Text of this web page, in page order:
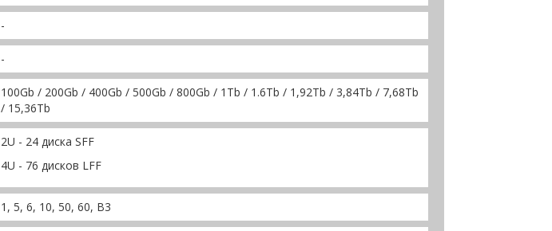
-
-
100Gb / 200Gb / 400Gb / 500Gb / 800Gb / 1Tb / 1.6Tb / 1,92Tb / 3,84Tb / 7,68Tb
/ 15,36Tb
2U - 24 диска SFF
4U - 76 дисков LFF
1, 5, 6, 10, 50, 60, B3